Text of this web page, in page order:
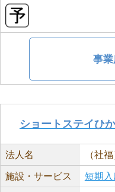
事
ショートステイひ
法人名 （社
施設・サービス 短期入